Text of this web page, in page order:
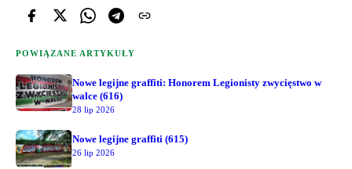
POWIĄZANE ARTYKUŁY
Nowe legijne graffiti: Honorem Legionisty zwycięstwo w
walce (616)
28 lip 2026
Nowe legijne graffiti (615)
26 lip 2026